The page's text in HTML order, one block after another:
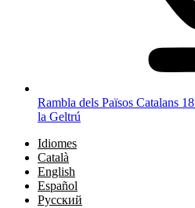
Rambla dels Països Catalans
la Geltrú
Idiomes
Català
English
Español
Русский